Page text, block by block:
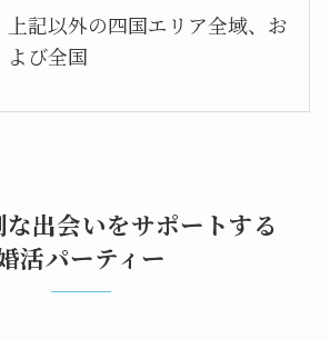
上記以外の四国エリア全域、お
よび全国
な出会いをサポートする
活パーティー